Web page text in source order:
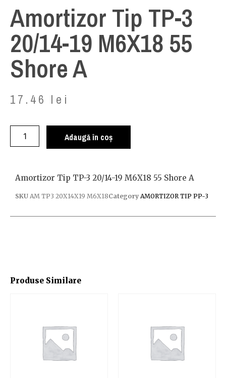
Amortizor Tip TP-3
20/14-19 M6X18 55
Shore A
17.46 lei
Adaugă în coș
Produse Similare
Amortizor Tip TP-3 20/14-19 M6X18 55 Shore A
SKU AM TP3 20X14X19 M6X18Category AMORTIZOR TIP PP-3